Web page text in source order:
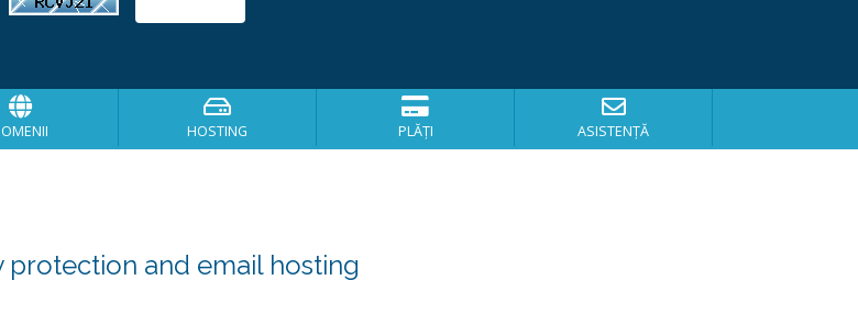
HOSTING PLĂȚI ASISTENȚĂ
protection and email hosting